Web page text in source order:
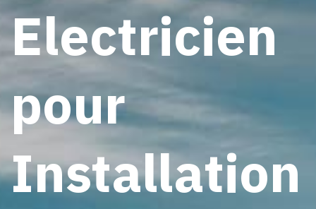
Electricien
pour
Installation